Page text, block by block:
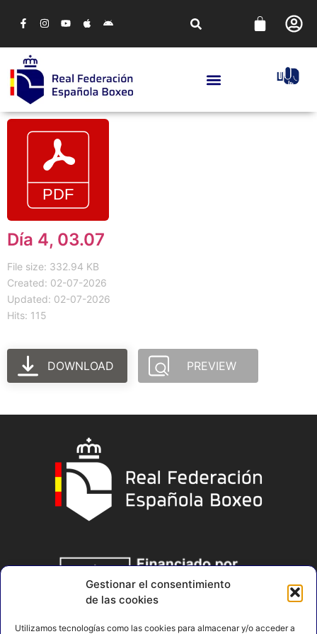
Gestionar el consentimiento
de las cookies
Utilizamos tecnologías como las cookies para almacenar y/o acceder a
Día 4, 03.07
File size: 332.94 KB
Created: 02-07-2026
Updated: 02-07-2026
Hits: 115
DOWNLOAD PREVIEW